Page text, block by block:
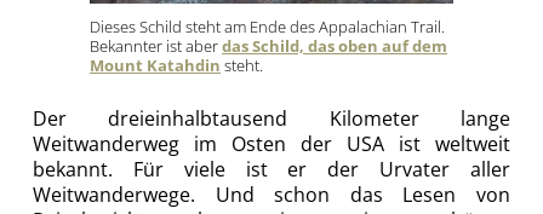
Dieses Schild steht am Ende des Appalachian Trail.
Bekannter ist aberdas Schild, das oben auf dem
Mount Katahdin steht.
Der dreieinhalbtausend Kilometer lange
Weitwanderweg im Osten der USA ist weltweit
bekannt. Für viele ist er der Urvater aller
Weitwanderwege. Und schon das Lesen von